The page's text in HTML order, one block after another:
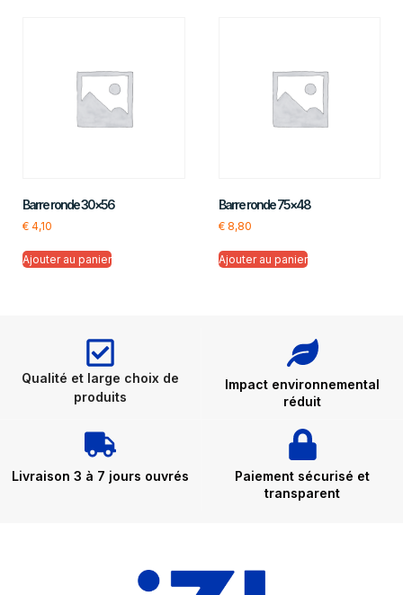
Barre ronde 30×56
€ 4,10
Ajouter au panier
Barre ronde 75×48
€8,80
Ajouter au panier
Qualité et large choix de
produits
Impact environnemental
réduit
Livraison 3 à 7 jours ouvrés
Paiement sécurisé et
transparent